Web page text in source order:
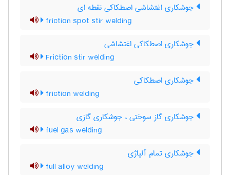
جوشکاری اغتشاشی اصطکاکی نقطه ای
friction spot stir welding
جوشکاری اصطکاکی اغتشاشی
Friction stir welding
جوشکاری اصطکاکی
friction welding
جوشکاری گاز سوختی ، جوشکاری گازی
fuel gas welding
جوشکاری تمام آلیاژی
full alloy welding